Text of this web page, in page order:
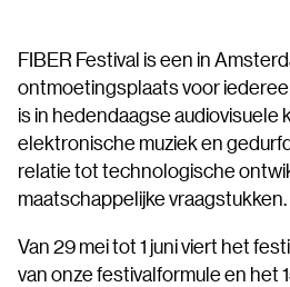
FIBER Festival is een in
ontmoetingsplaats voor
is in hedendaagse
elektronische muziek en
relatie tot technologische
maatschappelijke vraagstukken.
Van 29 mei tot 1 juni viert het
van onze festivalformule en het